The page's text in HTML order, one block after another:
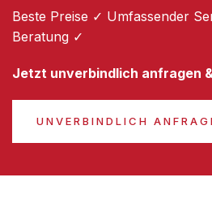
Beste Preise ✓ Umfassender
Beratung ✓
Jetzt unverbindlich anfragen
UNVERBINDLICH